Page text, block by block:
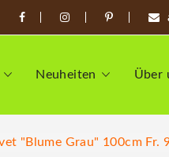
Neuheiten Über
"Blume Grau" 100cm Fr.